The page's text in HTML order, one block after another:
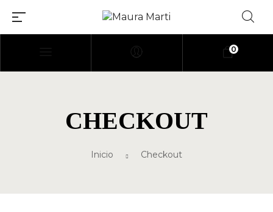
0
CHECKOUT
Inicio Checkout